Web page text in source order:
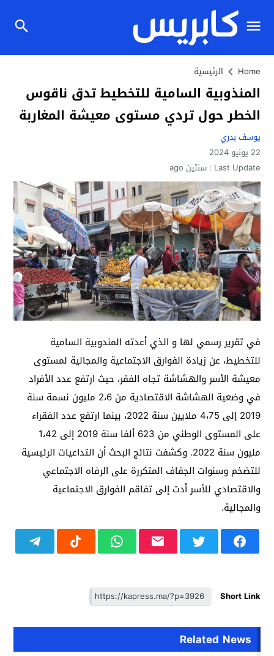
Home الرئيسية
المنذوبية السامية للتخطيط تدق ناقوس
الخطر حول تردي مستوى معيشة المغاربة
يوسف بدري
22 يونيو 2024
Last Update : سنتين ago
في تقرير رسمي لها و الذي أعدته المندوبية السامية
للتخطيط، عن زيادة الفوارق الاجتماعية والمجالية لمستوى
معيشة الأسر والهشاشة تجاه الفقر، حيث ارتفع عدد الأفراد
في وضعية الهشاشة الاقتصادية من 2،6 مليون نسمة سنة
2019 إلى 4،75 ملايين سنة 2022، بينما ارتفع عدد الفقراء
على المستوى الوطني من 623 ألفا سنة 2019 إلى 1،42
مليون سنة 2022. وكشفت نتائج البحث أن التداعيات الرئيسية
للتضخم وسنوات الجفاف المتكررة على الرفاه الاجتماعي
والاقتصادي للأسر أدت إلى تفاقم الفوارق الاجتماعية
والمجالية.
Short Link
Related News